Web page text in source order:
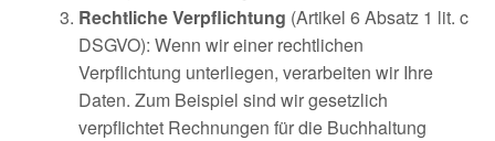
Rechtliche Verpflichtung (Artikel 6 Absatz 1 lit. c
DSGVO): Wenn wir einer rechtlichen
Verpflichtung unterliegen, verarbeiten wir Ihre
Daten. Zum Beispiel sind wir gesetzlich
verpflichtet Rechnungen für die Buchhaltung